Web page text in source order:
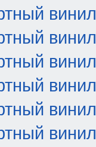
винил
винил
винил
винил
винил
винил